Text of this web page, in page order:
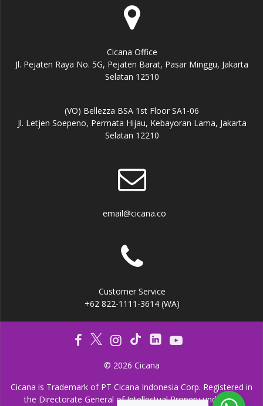
Cicana Office
Jl. Pejaten Raya No. 5G, Pejaten Barat, Pasar Minggu, Jakarta
Selatan 12510
(VO) Bellezza BSA 1st Floor SA1-06
Jl. Letjen Soepeno, Permata Hijau, Kebayoran Lama, Jakarta
Selatan 12210
email@cicana.co
Customer Service
+62 822-1111-3614 (WA)
© 2026 Cicana
Cicana is Trademark of PT Cicana Indonesia Corp. Registered in
the Directorate General of Intellectual Propery under the